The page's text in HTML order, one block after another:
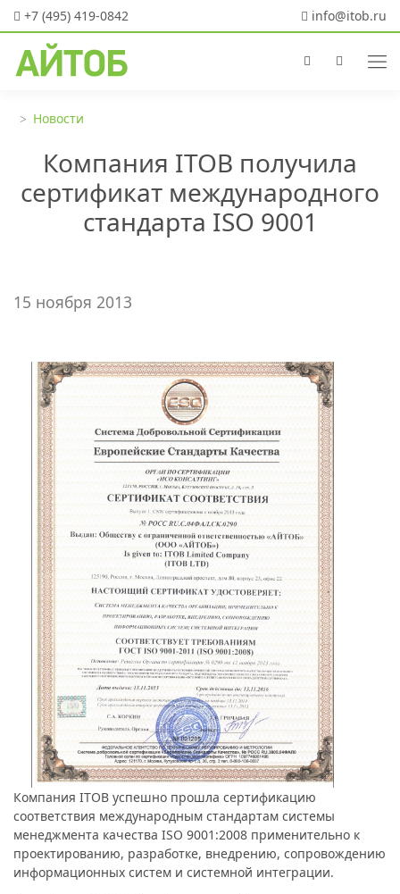
+7 (495) 419-0842 info@itob.ru
Новости
Компания ITOB получила
сертификат международного
стандарта ISO 9001
15 ноября 2013
Компания ITOB успешно прошла сертификацию
соответствия международным стандартам системы
менеджмента качества ISO 9001:2008 применительно к
проектированию, разработке, внедрению, сопровождению
информационных систем и системной интеграции.